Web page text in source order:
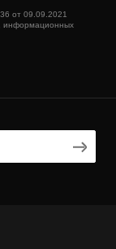
от 09.09.2021
информационных